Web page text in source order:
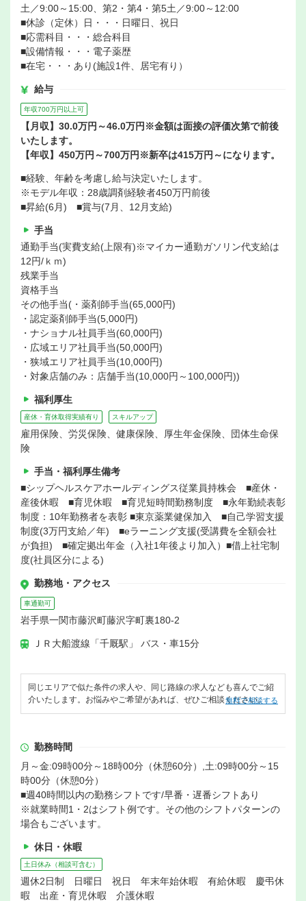
土／9:00～15:00、第2・第4・第5土／9:00～12:00
■休診（定休）日・・・日曜日、祝日
■応需科目・・・総合科目
■設備情報・・・電子薬歴
■在宅・・・あり(施設1件、居宅有り）
給与
年収700万円以上可
【月収】30.0万円～46.0万円※金額は面接の評価次第で前後
いたします。
【年収】450万円～700万円※新卒は415万円～になります。
■経験、年齢を考慮し給与決定いたします。
※モデル年収：28歳調剤経験者450万円前後
■昇給(6月) ■賞与(7月、12月支給)
手当
通勤手当(実費支給(上限有)※マイカー通勤ガソリン代支給は
12円/ｋｍ)
残業手当
資格手当
その他手当(・薬剤師手当(65,000円)
・認定薬剤師手当(5,000円)
・ナショナル社員手当(60,000円)
・広域エリア社員手当(50,000円)
・狭域エリア社員手当(10,000円)
・対象店舗のみ：店舗手当(10,000円～100,000円))
福利厚生
産休・育休取得実績有り スキルアップ
雇用保険、労災保険、健康保険、厚生年金保険、団体生命保
険
手当・福利厚生備考
■シップヘルスケアホールディングス従業員持株会 ■産休・
産後休暇 ■育児休暇 ■育児短時間勤務制度 ■永年勤続表彰
制度：10年勤務者を表彰 ■東京薬業健保加入 ■自己学習支援
制度(3万円支給／年) ■eラーニング支援(受講費を全額会社
が負担) ■確定拠出年金（入社1年後より加入）■借上社宅制
度(社員区分による)
勤務地・アクセス
車通勤可
岩手県一関市藤沢町藤沢字町裏180-2
ＪＲ大船渡線「千厩駅」 バス・車15分
同じエリアで似た条件の求人や、同じ路線の求人なども喜んでご紹
介いたします。お悩みやご希望があれば、ぜひご相談ください。
無料で相談する
勤務時間
月～金:09時00分～18時00分（休憩60分）,土:09時00分～15
時00分（休憩0分）
■週40時間以内の勤務シフトです/早番・遅番シフトあり
※就業時間1・2はシフト例です。その他のシフトパターンの
場合もございます。
休日・休暇
土日休み（相談可含む）
週休2日制 日曜日 祝日 年末年始休暇 有給休暇 慶弔休
暇 出産・育児休暇 介護休暇